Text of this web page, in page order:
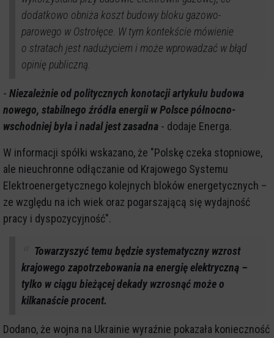
dodatkowo obniża koszt budowy bloku gazowo-
parowego w Ostrołęce. W tym kontekście mówienie
o stratach jest nadużyciem i może wprowadzać w błąd
opinię publiczną.
- Niezależnie od politycznych konotacji artykułu budowa
nowego, stabilnego źródła energii w Polsce północno-
wschodniej była i nadal jest zasadna - dodaje Energa.
W informacji spółki wskazano, że "Polskę czeka stopniowe,
ale nieuchronne odłączanie od Krajowego Systemu
Elektroenergetycznego kolejnych bloków energetycznych –
ze względu na ich wiek oraz pogarszającą się wydajność
pracy i dyspozycyjność".
Towarzyszyć temu będzie systematyczny wzrost
krajowego zapotrzebowania na energię elektryczną –
tylko w ciągu bieżącej dekady wzrosnąć może o
kilkanaście procent.
Dodano, że wojna na Ukrainie wyraźnie pokazała konieczność